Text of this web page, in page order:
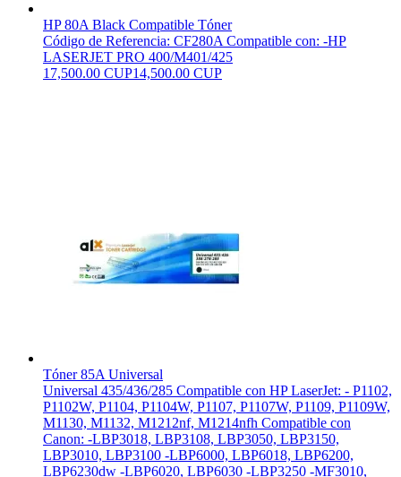
HP 80A Black Compatible Tóner
Código de Referencia: CF280A Compatible con: -HP
LASERJET PRO 400/M401/425
17,500.00 CUP14,500.00 CUP
Tóner 85A Universal
Universal 435/436/285 Compatible con HP LaserJet: - P1102,
P1102W, P1104, P1104W, P1107, P1107W, P1109, P1109W,
M1130, M1132, M1212nf, M1214nfh Compatible con
Canon: -LBP3018, LBP3108, LBP3050, LBP3150,
LBP3010, LBP3100 -LBP6000, LBP6018, LBP6200,
LBP6230dw -LBP6020, LBP6030 -LBP3250 -MF3010,